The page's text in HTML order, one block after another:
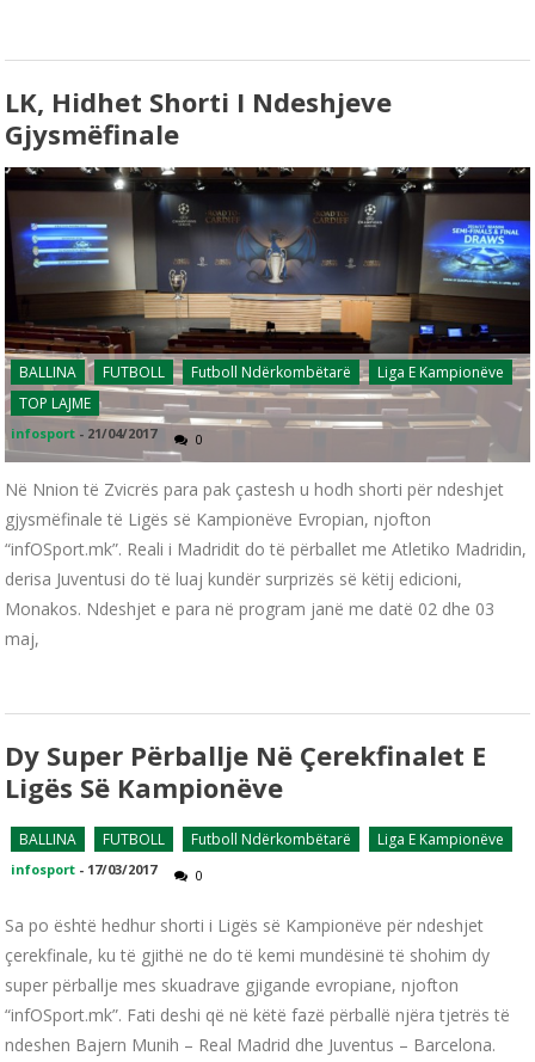
LK, Hidhet Shorti I Ndeshjeve
Gjysmëfinale
BALLINA FUTBOLL Futboll Ndërkombëtarë
Liga E Kampionëve
TOP LAJME
infosport - 21/04/2017 0
Në Nnion të Zvicrës para pak çastesh u hodh shorti për ndeshjet
gjysmëfinale të Ligës së Kampionëve Evropian, njofton
“infOSport.mk”. Reali i Madridit do të përballet me Atletiko Madridin,
derisa Juventusi do të luaj kundër surprizës së këtij edicioni,
Monakos. Ndeshjet e para në program janë me datë 02 dhe 03
maj,
Dy Super Përballje Në Çerekfinalet E
Ligës Së Kampionëve
BALLINA FUTBOLL Futboll Ndërkombëtarë Liga E Kampionëve
infosport - 17/03/2017 0
Sa po është hedhur shorti i Ligës së Kampionëve për ndeshjet
çerekfinale, ku të gjithë ne do të kemi mundësinë të shohim dy
super përballje mes skuadrave gjigande evropiane, njofton
“infOSport.mk”. Fati deshi që në këtë fazë përballë njëra tjetrës të
ndeshen Bajern Munih – Real Madrid dhe Juventus – Barcelona.